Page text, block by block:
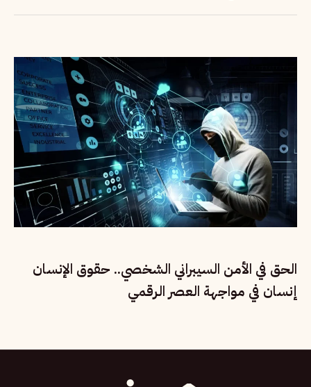
الحق في الأمن السيبراني الشخصي.. حقوق الإنسان
إنسان في مواجهة العصر الرقمي